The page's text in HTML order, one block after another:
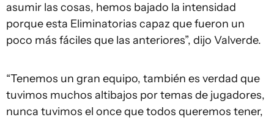
asumir las cosas, hemos bajado la intensidad
porque esta Eliminatorias capaz que fueron un
poco más fáciles que las anteriores”, dijo Valverde.
“Tenemos un gran equipo, también es verdad que
tuvimos muchos altibajos por temas de jugadores,
nunca tuvimos el once que todos queremos tener,